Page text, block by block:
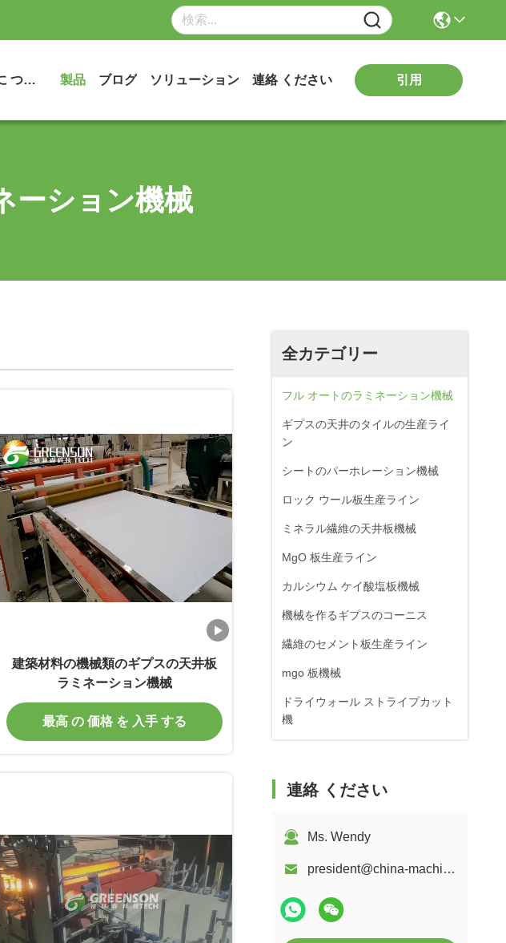
わたしたち に つい て 製品 ブログ ソリューション 連絡 ください 引用
ーション機械
全カテゴリー
フル オートのラミネーション機械
ギプスの天井のタイルの生産ライ
ン
シートのパーホレーション機械
ロック ウール板生産ライン
ミネラル繊維の天井板機械
MgO 板生産ライン
カルシウム ケイ酸塩板機械
機械を作るギプスのコーニス
繊維のセメント板生産ライン
mgo 板機械
ドライウォール ストライプカット
機
連絡 ください
Ms. Wendy
president@china-machines.com.cn
建築材料の機械類のギプスの天井板
ラミネーション機械
最高 の 価格 を 入手 する